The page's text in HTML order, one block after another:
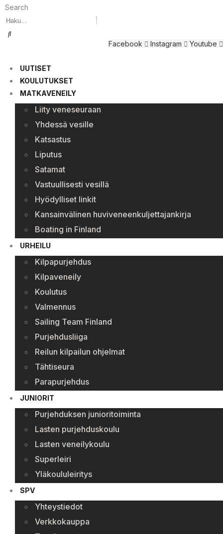
Search
Facebook Instagram Youtube
UUTISET
KOULUTUKSET
MATKAVENEILY
Liity veneseuraan
Yhdessä vesille
Katsastus
Liputus
Satamat
Vastuullisesti vesillä
Hyödylliset linkit
Kansainvälinen huviveneenkuljettajankirja
Boating in Finland
URHEILU
Kilpapurjehdus
Kilpaveneily
Koulutus
Valmennus
Sailing Team Finland
Purjehdusliiga
Reilun kilpailun ohjelmat
Tähtiseura
Parapurjehdus
JUNIORIT
Purjehduksen junioritoiminta
Lasten purjehduskoulu
Lasten veneilykoulu
Superleiri
Yläkoululeiritys
SPV
Yhteystiedot
Verkkokauppa